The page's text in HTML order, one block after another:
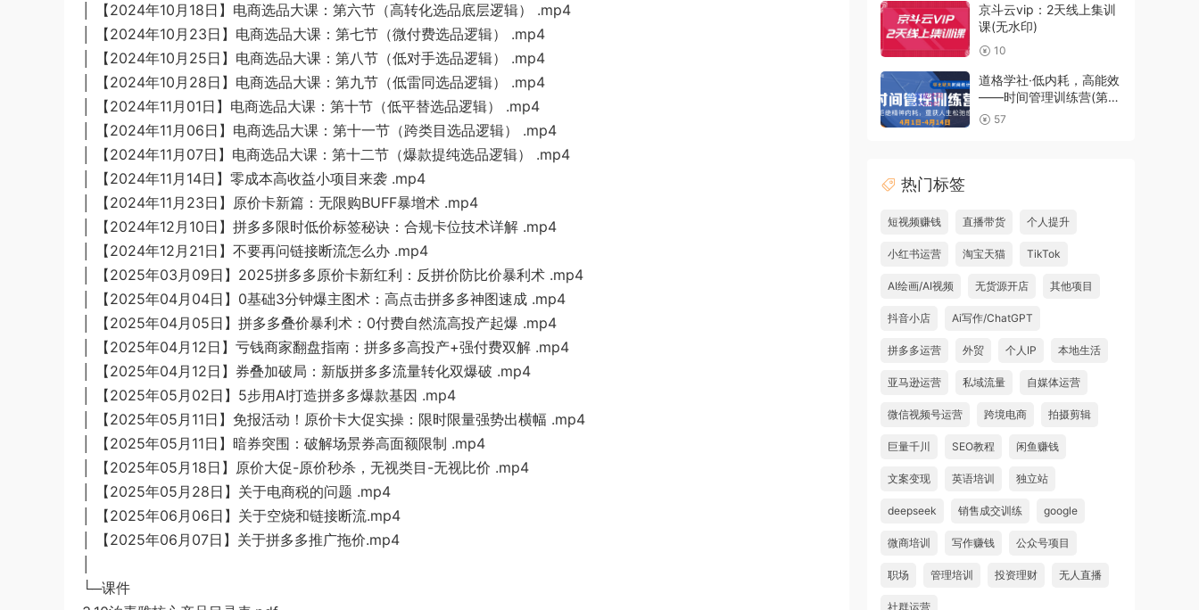
│ 【2024年10月18日】电商选品大课：第六节（高转化选品底层逻辑） .mp4
│ 【2024年10月23日】电商选品大课：第七节（微付费选品逻辑） .mp4
│ 【2024年10月25日】电商选品大课：第八节（低对手选品逻辑） .mp4
│ 【2024年10月28日】电商选品大课：第九节（低雷同选品逻辑） .mp4
│ 【2024年11月01日】电商选品大课：第十节（低平替选品逻辑） .mp4
│ 【2024年11月06日】电商选品大课：第十一节（跨类目选品逻辑） .mp4
│ 【2024年11月07日】电商选品大课：第十二节（爆款提纯选品逻辑） .mp4
│ 【2024年11月14日】零成本高收益小项目来袭 .mp4
│ 【2024年11月23日】原价卡新篇：无限购BUFF暴增术 .mp4
│ 【2024年12月10日】拼多多限时低价标签秘诀：合规卡位技术详解 .mp4
│ 【2024年12月21日】不要再问链接断流怎么办 .mp4
│ 【2025年03月09日】2025拼多多原价卡新红利：反拼价防比价暴利术 .mp4
│ 【2025年04月04日】0基础3分钟爆主图术：高点击拼多多神图速成 .mp4
│ 【2025年04月05日】拼多多叠价暴利术：0付费自然流高投产起爆 .mp4
│ 【2025年04月12日】亏钱商家翻盘指南：拼多多高投产+强付费双解 .mp4
│ 【2025年04月12日】券叠加破局：新版拼多多流量转化双爆破 .mp4
│ 【2025年05月02日】5步用AI打造拼多多爆款基因 .mp4
│ 【2025年05月11日】免报活动！原价卡大促实操：限时限量强势出横幅 .mp4
│ 【2025年05月11日】暗券突围：破解场景券高面额限制 .mp4
│ 【2025年05月18日】原价大促-原价秒杀，无视类目-无视比价 .mp4
│ 【2025年05月28日】关于电商税的问题 .mp4
│ 【2025年06月06日】关于空烧和链接断流.mp4
│ 【2025年06月07日】关于拼多多推广拖价.mp4
└─课件
京斗云vip：2天线上集训
课(无水印)
10
道格学社·低内耗，高能效
——时间管理训练营(第4
期)57
热门标签
短视频赚钱 直播带货 个人提升
小红书运营 淘宝天猫 TikTok
AI绘画/AI视频 无货源开店 其他项目
抖音小店 Ai写作/ChatGPT
拼多多运营 外贸 个人IP 本地生活
亚马逊运营 私域流量 自媒体运营
微信视频号运营 跨境电商 拍摄剪辑
巨量千川 SEO教程 闲鱼赚钱
文案变现 英语培训 独立站
deepseek 销售成交训练 google
微商培训 写作赚钱 公众号项目
职场 管理培训 投资理财 无人直播
社群运营